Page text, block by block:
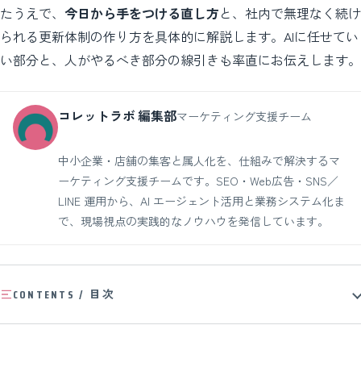
たうえで、 今日から手をつける直し方と、社内で無理なく続け
られる更新体制の作り方を具体的に解説します。AIに任せてい
い部分と、人がやるべき部分の線引きも率直にお伝えします。
コレットラボ 編集部マーケティング支援チーム
中小企業・店舗の集客と属人化を、仕組みで解決するマ
ーケティング支援チームです。SEO・Web広告・SNS／
LINE 運用から、AI エージェント活用と業務システム化ま
で、現場視点の実践的なノウハウを発信しています。
CONTENTS / 目次